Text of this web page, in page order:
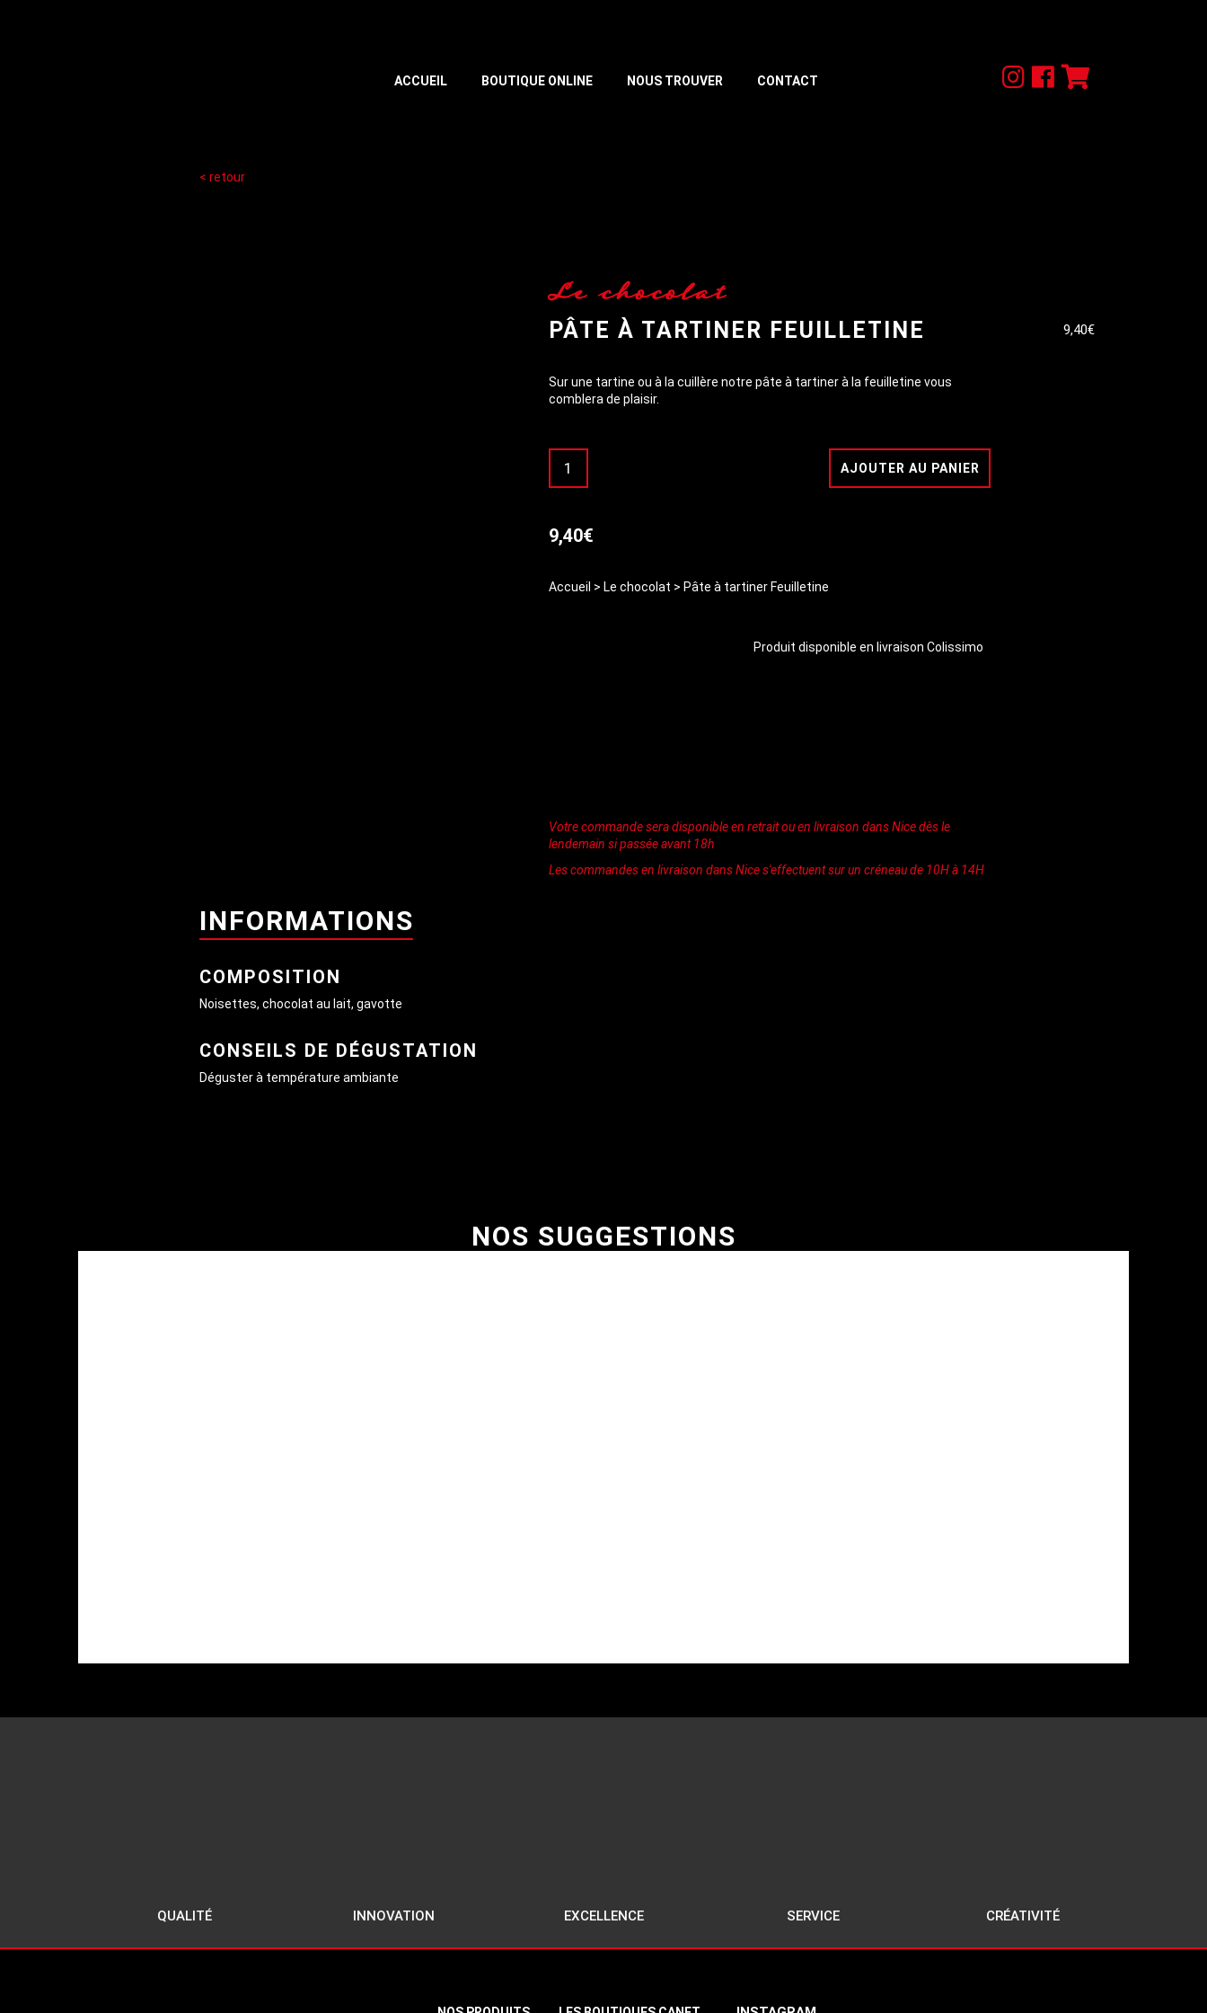
ACCUEIL BOUTIQUE ONLINE NOUS TROUVER CONTACT
< retour
Le chocolat
PÂTE À TARTINER FEUILLETINE 9,40€
Sur une tartine ou à la cuillère notre pâte à tartiner à la feuilletine vous
comblera de plaisir.
Pâte
tartiner
Feuilletine
AJOUTER AU PANIER
9,40€
Accueil > Le chocolat > Pâte à tartiner Feuilletine
Produit disponible en livraison Colissimo
Votre commande sera disponible en retrait ou en livraison dans Nice dès le
lendemain si passée avant 18h
Les commandes en livraison dans Nice s'effectuent sur un créneau de 10H à 14H
INFORMATIONS
COMPOSITION
Noisettes, chocolat au lait, gavotte
CONSEILS DE DÉGUSTATION
Déguster à température ambiante
NOS SUGGESTIONS
QUALITÉ INNOVATION EXCELLENCE SERVICE CRÉATIVITÉ